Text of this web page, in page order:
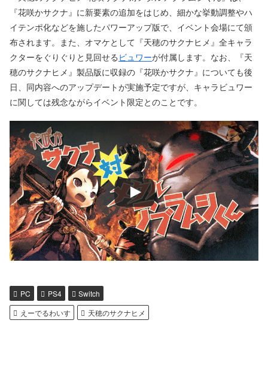
『花咲かサクナ』に新要素の追加をはじめ、細かな挙動調整やハ
イテンポ化などを施したパワーアップ版で、イベント会場にて頒
布されます。また、オマケとして『天穂のサクナヒメ』全キャラ
クターをぐりぐりと見回せる ビュワーが付属します。なお、『天
穂のサクナヒメ』製品版に収録の『花咲かサクナ』についても後
日、同内容へのアップデートが実施予定ですが、キャラビュワー
に関しては残念ながらイベント限定とのことです。
PC PS4
Switch
えーでるわいす
天穂のサクナヒメ